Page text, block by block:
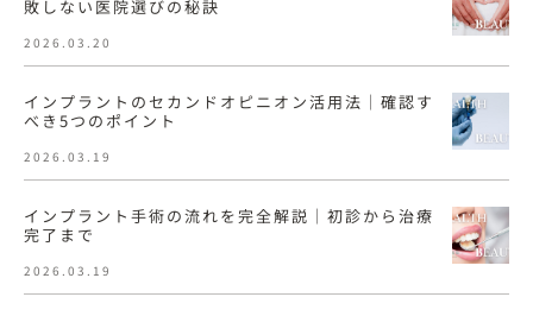
敗しない医院選びの秘訣
2026.03.20
インプラントのセカンドオピニオン活用法｜確認す
べき5つのポイント
2026.03.19
インプラント手術の流れを完全解説｜初診から治療
完了まで
2026.03.19